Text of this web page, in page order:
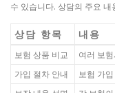
수 있습니다. 상담의 주요
상담 항목 내용
보험 상품 비교
여러 보
가입 절차 안내
보험 가